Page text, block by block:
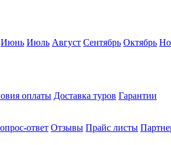
Июнь Июль Август Сентябрь Октябрь
оплаты Доставка туров Гарантии
ответ Отзывы Прайс листы